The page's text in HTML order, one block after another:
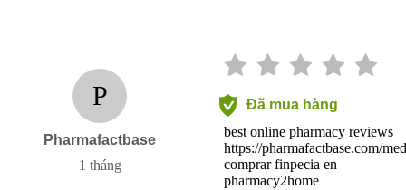
P
Pharmafactbase
1 tháng
Đã mua hàng
best online pharmacy reviews
https://pharmafactbase.com/
comprar finpecia en
pharmacy2home